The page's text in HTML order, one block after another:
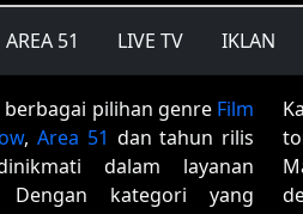
AREA 51 LIVE TV IKLAN
berbagai pilihan genre Film
, Area 51 dan tahun rilis
dalam layanan
Dengan kategori yang